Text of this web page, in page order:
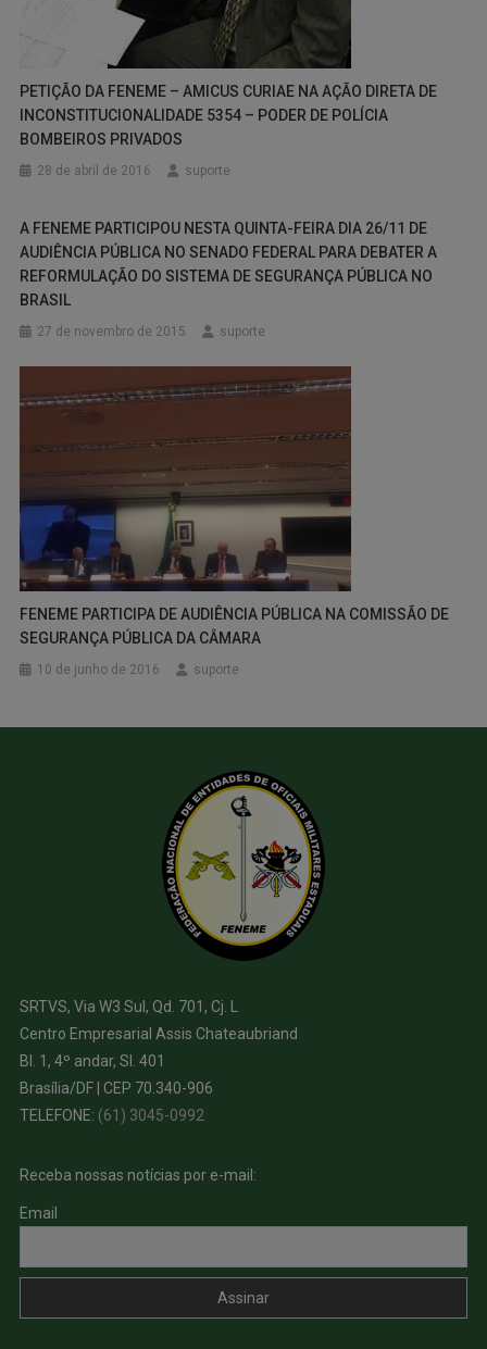
PETIÇÃO DA FENEME – AMICUS CURIAE NA AÇÃO DIRETA DE
INCONSTITUCIONALIDADE 5354 – PODER DE POLÍCIA
BOMBEIROS PRIVADOS
28 de abril de 2016 suporte
A FENEME PARTICIPOU NESTA QUINTA-FEIRA DIA 26/11 DE
AUDIÊNCIA PÚBLICA NO SENADO FEDERAL PARA DEBATER A
REFORMULAÇÃO DO SISTEMA DE SEGURANÇA PÚBLICA NO
BRASIL
27 de novembro de 2015 suporte
FENEME PARTICIPA DE AUDIÊNCIA PÚBLICA NA COMISSÃO DE
SEGURANÇA PÚBLICA DA CÂMARA
10 de junho de 2016 suporte
SRTVS, Via W3 Sul, Qd. 701, Cj. L
Centro Empresarial Assis Chateaubriand
Bl. 1, 4º andar, Sl. 401
Brasília/DF | CEP 70.340-906
TELEFONE: (61) 3045-0992
Receba nossas notícias por e-mail:
Email